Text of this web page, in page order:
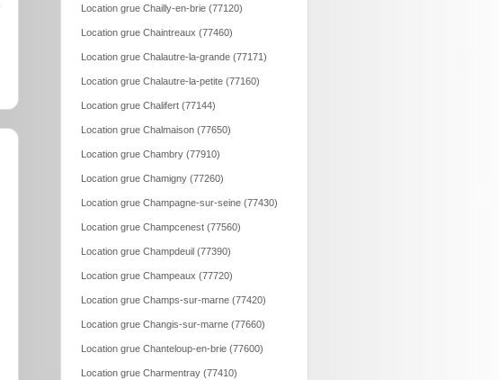
Location grue Chailly-en-brie (77120)
Location grue Chaintreaux (77460)
Location grue Chalautre-la-grande (77171)
Location grue Chalautre-la-petite (77160)
Location grue Chalifert (77144)
Location grue Chalmaison (77650)
Location grue Chambry (77910)
Location grue Chamigny (77260)
Location grue Champagne-sur-seine (77430)
Location grue Champcenest (77560)
Location grue Champdeuil (77390)
Location grue Champeaux (77720)
Location grue Champs-sur-marne (77420)
Location grue Changis-sur-marne (77660)
Location grue Chanteloup-en-brie (77600)
Location grue Charmentray (77410)